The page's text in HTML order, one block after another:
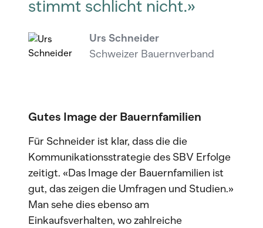
stimmt schlicht nicht.»
Urs Schneider
Schweizer Bauernverband
Gutes Image der Bauernfamilien
Für Schneider ist klar, dass die die
Kommunikationsstrategie des SBV Erfolge
zeitigt. «Das Image der Bauernfamilien ist
gut, das zeigen die Umfragen und Studien.»
Man sehe dies ebenso am
Einkaufsverhalten, wo zahlreiche